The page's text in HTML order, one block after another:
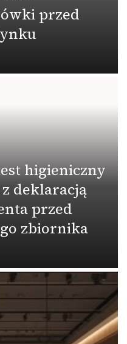
przed
higieniczny
deklaracją
przed
zbiornika